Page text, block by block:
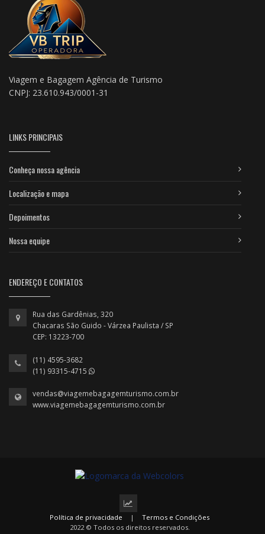
Viagem e Bagagem Agência de Turismo
CNPJ: 23.610.943/0001-31
LINKS PRINCIPAIS
Conheça nossa agência
Localização e mapa
Depoimentos
Nossa equipe
ENDEREÇO E CONTATOS
Rua das Gardênias, 320
Chacaras São Guido - Várzea Paulista / SP
CEP: 13223-700
(11) 4595-3682
(11) 93315-4715
vendas@viagemebagagemturismo.com.br
www.viagemebagagemturismo.com.br
Política de privacidade |
Termos e Condições
2022 © Todos os direitos reservados.